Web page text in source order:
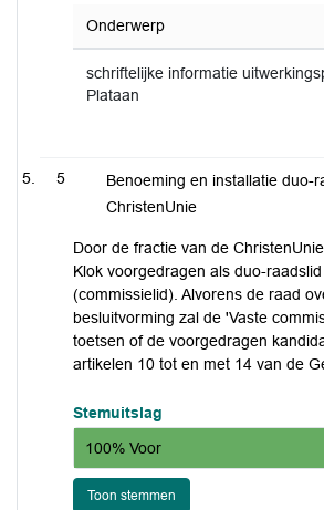
Onderwerp
schriftelijke informatie
Plataan
5
Benoeming en installatie duo-
ChristenUnie
Door de fractie van de
Klok voorgedragen als duo-raadslid
(commissielid). Alvorens de raad
besluitvorming zal de 'Vaste
toetsen of de voorgedragen
artikelen 10 tot en met 14 van de
Stemuitslag
100% Voor
Toon stemmen